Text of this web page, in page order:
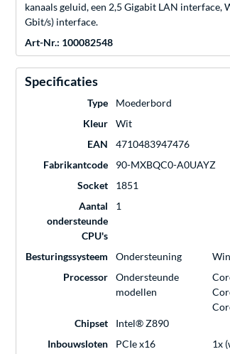
kanaals geluid, een 2,5 Gigabit LAN interface,
Gbit/s) interface.
Art-Nr.: 100082548
Specificaties
Type
Moederbord
Kleur
Wit
EAN
4710483947476
Fabrikantcode
90-MXBQC0-A0UAYZ
Socket
1851
Aantal
ondersteunde
CPU's
1
Besturingssysteem Ondersteuning
Processor
Ondersteunde
modellen
Chipset
Intel® Z890
Inbouwsloten
PCIe x16
1x